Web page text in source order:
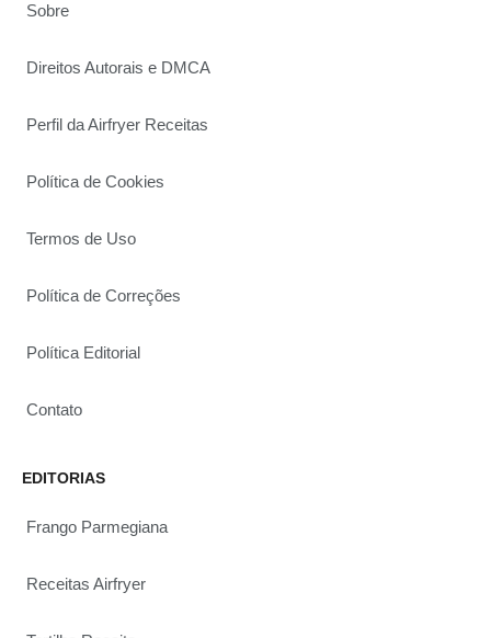
Sobre
Direitos Autorais e DMCA
Perfil da Airfryer Receitas
Política de Cookies
Termos de Uso
Política de Correções
Política Editorial
Contato
EDITORIAS
Frango Parmegiana
Receitas Airfryer